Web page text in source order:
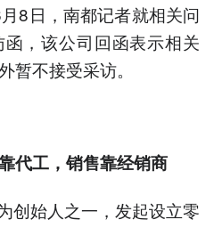
8日，南都记者就相关问
，该公司回函表示相关
暂不接受采访。
代工，销售靠经销商
创始人之一，发起设立零